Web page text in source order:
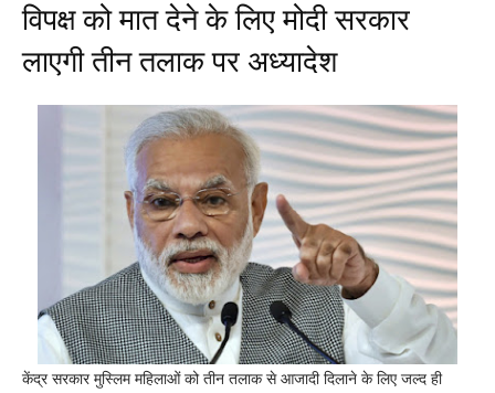
विपक्ष को मात देने के लिए मोदी सरकार
लाएगी तीन तलाक पर अध्यादेश
केंद्र सरकार मुस्लिम महिलाओं को तीन तलाक से आजादी दिलाने के लिए जल्द ही